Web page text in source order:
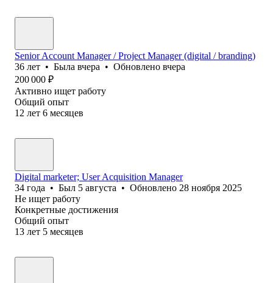
Senior Account Manager / Project Manager (digital / branding)
36 лет • Была вчера • Обновлено вчера
200 000 ₽
Активно ищет работу
Общий опыт
12 лет 6 месяцев
Digital marketer; User Acquisition Manager
34 года • Был 5 августа • Обновлено 28 ноября 2025
Не ищет работу
Конкретные достижения
Общий опыт
13 лет 5 месяцев